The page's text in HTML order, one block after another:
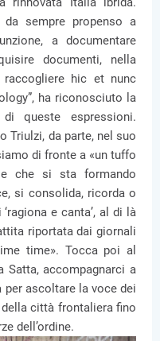
sempre propenso a
a documentare
documenti, nella
hic et nunc
ha riconosciuto la
queste espressioni.
Triulzi, da parte, nel suo
di fronte a «un tuffo
che si sta formando
si consolida, ricorda o
e canta’, al di là
riportata dai giornali
time». Tocca poi al
Satta, accompagnarci a
per ascoltare la voce dei
città frontaliera fino
dell’ordine.